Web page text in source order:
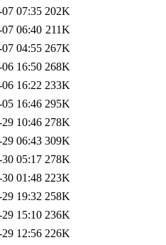
07:35 202K
06:40 211K
04:55 267K
16:50 268K
16:22 233K
16:46 295K
10:46 278K
06:43 309K
05:17 278K
01:48 223K
19:32 258K
15:10 236K
12:56 226K